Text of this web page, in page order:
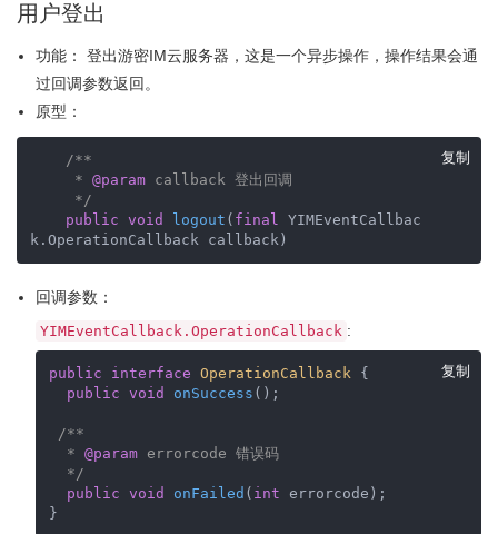
用户登出
功能： 登出游密IM云服务器，这是一个异步操作，操作结果会通
过回调参数返回。
原型：
复制
/**
     *
@param callback 登出回调
     */
public void logout ( final YIMEventCallbac
k.OperationCallback callback)
回调参数：
YIMEventCallback.OperationCallback :
复制
public interface OperationCallback {
public void onSuccess () ;
/**
  *
@param errorcode 错误码
  */
public void onFailed ( int errorcode) ;
}